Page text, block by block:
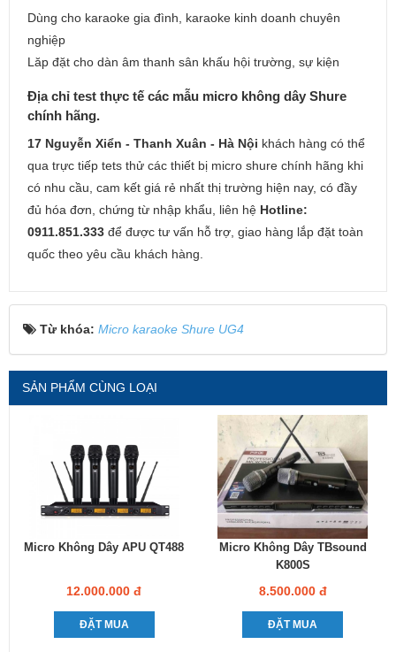
Dùng cho karaoke gia đình, karaoke kinh doanh chuyên
nghiệp
Lăp đặt cho dàn âm thanh sân khấu hội trường, sự kiện
Địa chỉ test thực tế các mẫu micro không dây Shure
chính hãng.
17 Nguyễn Xiển - Thanh Xuân - Hà Nội khách hàng có thể
qua trực tiếp tets thử các thiết bị micro shure chính hãng khi
có nhu cầu, cam kết giá rẻ nhất thị trường hiện nay, có đầy
đủ hóa đơn, chứng từ nhập khẩu, liên hệ Hotline:
0911.851.333 để được tư vấn hỗ trợ, giao hàng lắp đặt toàn
quốc theo yêu cầu khách hàng.
Từ khóa: Micro karaoke Shure UG4
SẢN PHẨM CÙNG LOẠI
Micro Không Dây APU QT488
12.000.000 đ
ĐẶT MUA
Micro Không Dây TBsound
K800S
8.500.000 đ
ĐẶT MUA